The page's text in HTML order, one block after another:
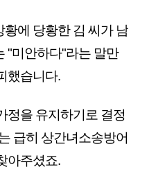
에 당황한 김 씨가 남
"미안하다"라는 말만
했습니다.
정을 유지하기로 결정
급히 상간녀소송방어
아주셨죠.